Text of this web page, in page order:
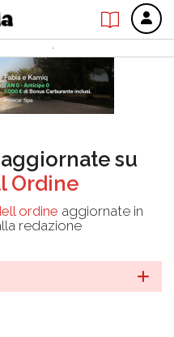
su
Ordine
ordine aggiornate in
redazione